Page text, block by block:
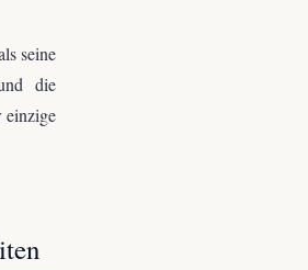
seine
die
einzige